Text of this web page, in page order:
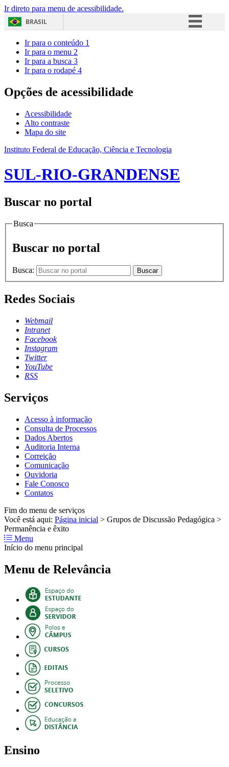
Ir direto para menu de acessibilidade.
BRASIL
Acesso à informação
Ir para o conteúdo 1
Ir para o menu 2
Ir para a busca 3
Ir para o rodapé 4
Opções de acessibilidade
Acessibilidade
Alto contraste
Mapa do site
Instituto Federal de Educação, Ciência e Tecnologia
SUL-RIO-GRANDENSE
Buscar no portal
Busca
Buscar no portal
Busca: Buscar
Redes Sociais
Webmail
Intranet
Facebook
Instagram
Twitter
YouTube
RSS
Serviços
Acesso à informação
Consulta de Processos
Dados Abertos
Auditoria Interna
Correição
Comunicação
Ouvidoria
Fale Conosco
Contatos
Fim do menu de serviços
Você está aqui: Página inicial > Grupos de Discussão Pedagógica >
Permanência e êxito
Menu
Início do menu principal
Menu de Relevância
Ensino